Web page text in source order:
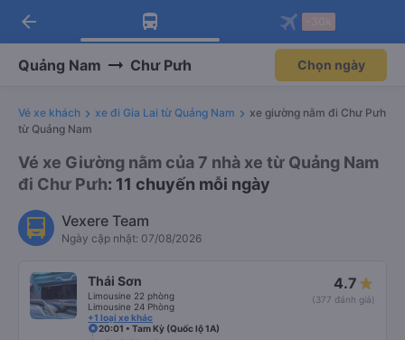
Tải app Vexere ngay!
Nhận ưu đãi thành viên độc
Mở app
Tải app Vexere
-30k/ghế khi đặt vé máy bay qua
Mở app
arrow_back
Quảng Nam Chư Pưh Chọn ngày
Vé xe khách xe đi Gia Lai từ Quảng Nam
xe giường nằm đi Chư Pưh
từ Quảng Nam
Vé xe Giường nằm của 7 nhà xe từ Quảng Nam
đi Chư Pưh: 11 chuyến mỗi ngày
Vexere Team
Ngày cập nhật: 07/08/2026
Thái Sơn
Limousine 22 phòng
Limousine 24 Phòng
+1 loại xe khác
4.7
(377 đánh giá)
20:01 • Tam Kỳ (Quốc lộ 1A)